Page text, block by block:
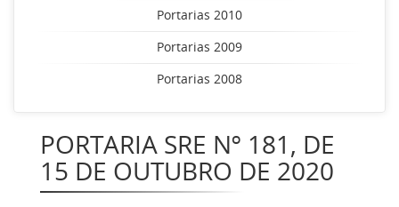
Portarias 2010
Portarias 2009
Portarias 2008
PORTARIA SRE Nº 181, DE
15 DE OUTUBRO DE 2020